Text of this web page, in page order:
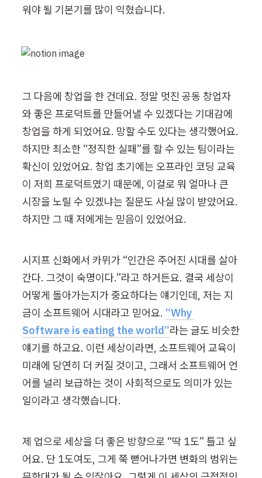
워야 될 기본기를 많이 익혔습니다.
그 다음에 창업을 한 건데요. 정말 멋진 공동 창업자
와 좋은 프로덕트를 만들어낼 수 있겠다는 기대감에
창업을 하게 되었어요. 망할 수도 있다는 생각했어요.
하지만 최소한 “정직한 실패”를 할 수 있는 팀이라는
확신이 있었어요. 창업 초기에는 오프라인 코딩 교육
이 저희 프로덕트였기 때문에, 이걸로 뭐 얼마나 큰
시장을 노릴 수 있겠냐는 질문도 사실 많이 받았어요.
하지만 그 때 저에게는 믿음이 있었어요.
시지프 신화에서 카뮈가 “인간은 주어진 시대를 살아
간다. 그것이 숙명이다.”라고 하거든요. 결국 세상이
어떻게 돌아가는지가 중요하다는 얘기인데, 저는 지
금이 소프트웨어 시대라고 믿어요. “Why
Software is eating the world”라는 글도 비슷한
얘기를 하고요. 이런 세상이라면, 소프트웨어 교육이
미래에 당연히 더 커질 것이고, 그래서 소프트웨어 언
어를 널리 보급하는 것이 사회적으로도 의미가 있는
일이라고 생각했습니다.
제 업으로 세상을 더 좋은 방향으로 “딱 1도” 틀고 싶
어요. 단 1도여도, 그게 쭉 뻗어나가면 변화의 범위는